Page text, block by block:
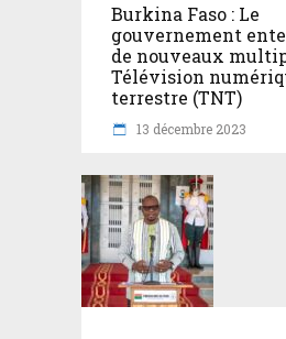
Burkina Faso : Le
gouvernement
de nouveaux
Télévision
terrestre (TNT)
13 décembre 2023